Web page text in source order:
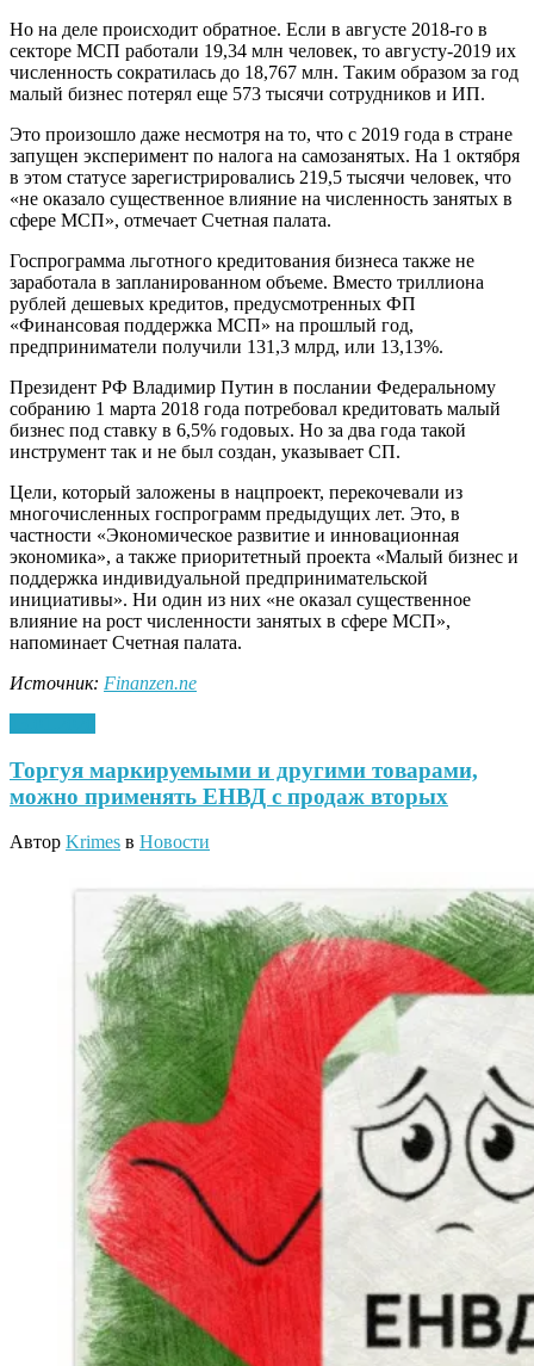
Но на деле происходит обратное. Если в августе 2018-го в
секторе МСП работали 19,34 млн человек, то августу-2019 их
численность сократилась до 18,767 млн. Таким образом за год
малый бизнес потерял еще 573 тысячи сотрудников и ИП.
Это произошло даже несмотря на то, что с 2019 года в стране
запущен эксперимент по налога на самозанятых. На 1 октября
в этом статусе зарегистрировались 219,5 тысячи человек, что
«не оказало существенное влияние на численность занятых в
сфере МСП», отмечает Счетная палата.
Госпрограмма льготного кредитования бизнеса также не
заработала в запланированном объеме. Вместо триллиона
рублей дешевых кредитов, предусмотренных ФП
«Финансовая поддержка МСП» на прошлый год,
предприниматели получили 131,3 млрд, или 13,13%.
Президент РФ Владимир Путин в послании Федеральному
собранию 1 марта 2018 года потребовал кредитовать малый
бизнес под ставку в 6,5% годовых. Но за два года такой
инструмент так и не был создан, указывает СП.
Цели, который заложены в нацпроект, перекочевали из
многочисленных госпрограмм предыдущих лет. Это, в
частности «Экономическое развитие и инновационная
экономика», а также приоритетный проекта «Малый бизнес и
поддержка индивидуальной предпринимательской
инициативы». Ни один из них «не оказал существенное
влияние на рост численности занятых в сфере МСП»,
напоминает Счетная палата.
Источник: Finanzen.ne
Торгуя маркируемыми и другими товарами,
можно применять ЕНВД с продаж вторых
Автор Krimes в Новости